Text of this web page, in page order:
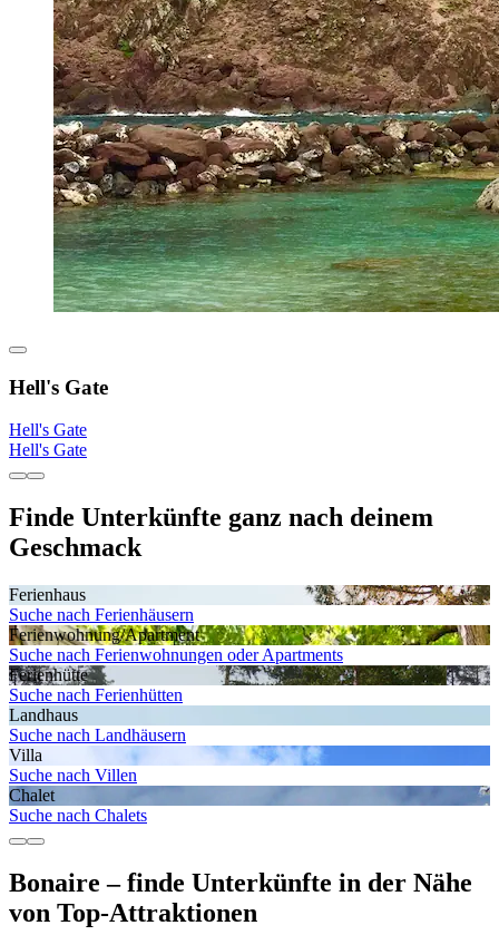
Hell's Gate
Hell's Gate
Hell's Gate
Finde Unterkünfte ganz nach deinem
Geschmack
Ferienhaus
Suche nach Ferienhäusern
Ferienwohnung/Apartment
Suche nach Ferienwohnungen oder Apartments
Ferienhütte
Suche nach Ferienhütten
Landhaus
Suche nach Landhäusern
Villa
Suche nach Villen
Chalet
Suche nach Chalets
Bonaire – finde Unterkünfte in der Nähe
von Top-Attraktionen